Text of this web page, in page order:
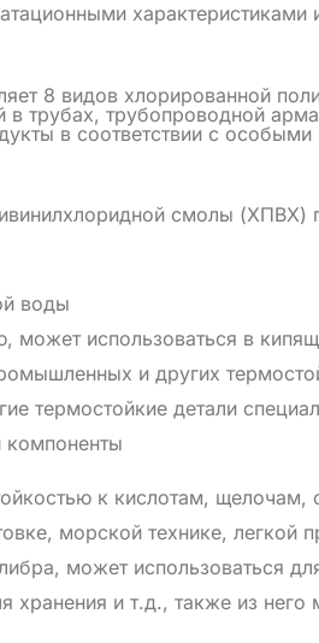
8 видов хлорированной
в трубах, трубопроводной
в соответствии с
смолы (ХПВХ)
воды
использоваться в
и других
термостойкие детали
компоненты
к кислотам,
морской технике,
может использоваться
хранения и т.д., также из